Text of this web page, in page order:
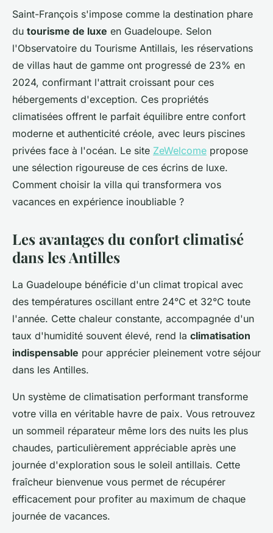
Saint-François s'impose comme la destination phare
du tourisme de luxe en Guadeloupe. Selon
l'Observatoire du Tourisme Antillais, les réservations
de villas haut de gamme ont progressé de 23% en
2024, confirmant l'attrait croissant pour ces
hébergements d'exception. Ces propriétés
climatisées offrent le parfait équilibre entre confort
moderne et authenticité créole, avec leurs piscines
privées face à l'océan. Le site ZeWelcome propose
une sélection rigoureuse de ces écrins de luxe.
Comment choisir la villa qui transformera vos
vacances en expérience inoubliable ?
Les avantages du confort climatisé
dans les Antilles
La Guadeloupe bénéficie d'un climat tropical avec
des températures oscillant entre 24°C et 32°C toute
l'année. Cette chaleur constante, accompagnée d'un
taux d'humidité souvent élevé, rend la climatisation
indispensable pour apprécier pleinement votre séjour
dans les Antilles.
Un système de climatisation performant transforme
votre villa en véritable havre de paix. Vous retrouvez
un sommeil réparateur même lors des nuits les plus
chaudes, particulièrement appréciable après une
journée d'exploration sous le soleil antillais. Cette
fraîcheur bienvenue vous permet de récupérer
efficacement pour profiter au maximum de chaque
journée de vacances.